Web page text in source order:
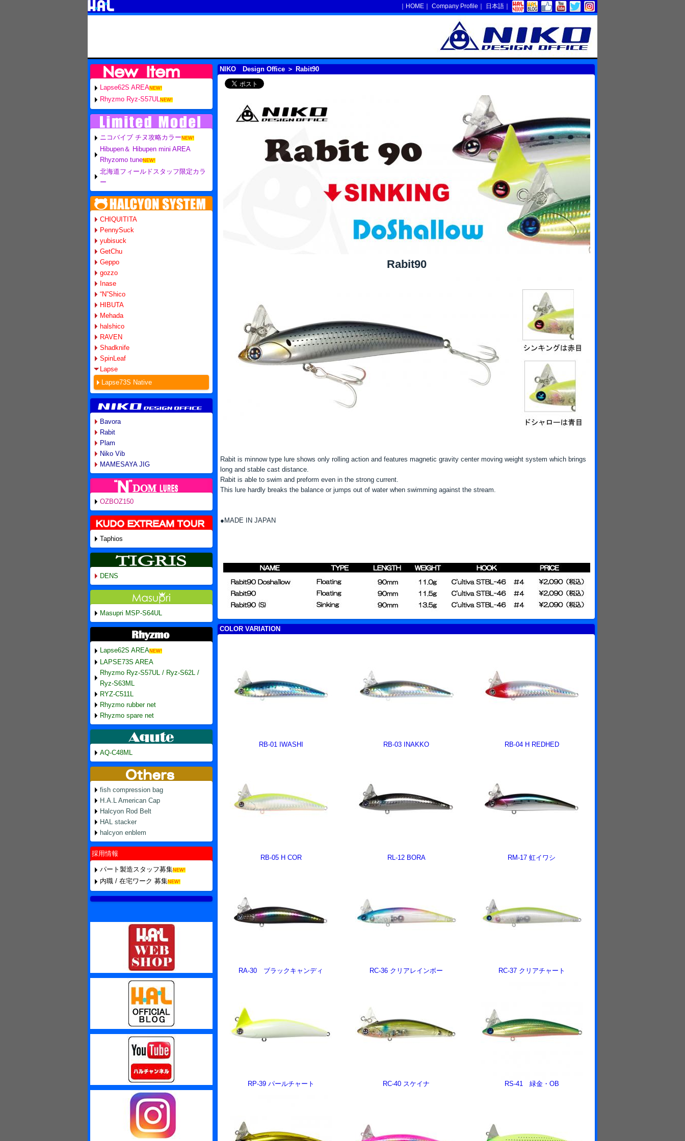
｜ HOME ｜ Company Profile ｜ 日本語 ｜
NIKO Design Office ＞ Rabit90
Rabit90
Rabit is minnow type lure shows only rolling action and features magnetic gravity center moving weight system which brings
long and stable cast distance.
Rabit is able to swim and preform even in the strong current.
This lure hardly breaks the balance or jumps out of water when swimming against the stream.
●MADE IN JAPAN
COLOR VARIATION
RB-01 IWASHI RB-03 INAKKO RB-04 H REDHED
RB-05 H COR RL-12 BORA RM-17 虹イワシ
RA-30 ブラックキャンディ RC-36 クリアレインボー RC-37 クリアチャート
RP-39 パールチャート RC-40 スケイナ RS-41 緑金・OB
Lapse62S AREANEW!
Rhyzmo Ryz-S57ULNEW!
ニコバイブ チヌ攻略カラー NEW!
Hibupen＆ Hibupen mini AREA
Rhyzomo tuneNEW!
北海道フィールドスタッフ限定カラ
ー
CHIQUITITA
PennySuck
yubisuck
GetChu
Geppo
gozzo
Inase
“N”Shico
HIBUTA
Mehada
halshico
RAVEN
Shadknife
SpinLeaf
Lapse
Lapse73S Native
Bavora
Rabit
Plam
Niko Vib
MAMESAYA JIG
OZBOZ150
Taphios
DENS
Masupri MSP-S64UL
Lapse62S AREANEW!
LAPSE73S AREA
Rhyzmo Ryz-S57UL / Ryz-S62L /
Ryz-S63ML
RYZ-C511L
Rhyzmo rubber net
Rhyzmo spare net
AQ-C48ML
fish compression bag
H.A.L American Cap
Halcyon Rod Belt
HAL stacker
halcyon enblem
採用情報
パート製造スタッフ募集NEW!
内職 / 在宅ワーク 募集NEW!